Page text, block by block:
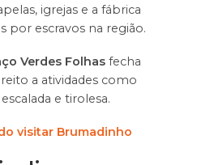
igrejas e a fábrica
por escravos na região.
Verdes Folhasfecha
a atividades como
e tirolesa.
visitar Brumadinho